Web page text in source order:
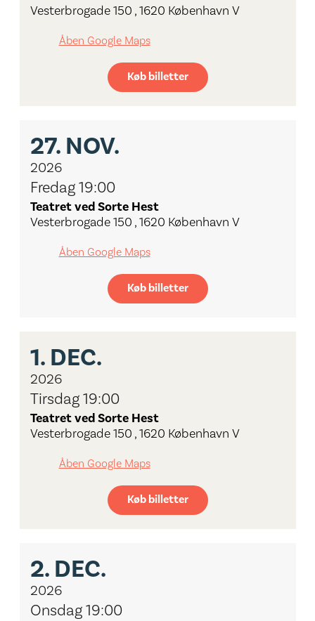
Vesterbrogade 150 , 1620 København V
Åben Google Maps
Køb billetter
27. NOV.
2026
Fredag 19:00
Teatret ved Sorte Hest
Vesterbrogade 150 , 1620 København V
Åben Google Maps
Køb billetter
1. DEC.
2026
Tirsdag 19:00
Teatret ved Sorte Hest
Vesterbrogade 150 , 1620 København V
Åben Google Maps
Køb billetter
2. DEC.
2026
Onsdag 19:00